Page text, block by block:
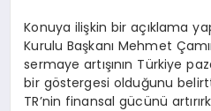
Konuya ilişkin bir açıklama
Kurulu Başkanı Mehmet
sermaye artışının Türkiye
bir göstergesi olduğunu
TR’nin finansal gücünü